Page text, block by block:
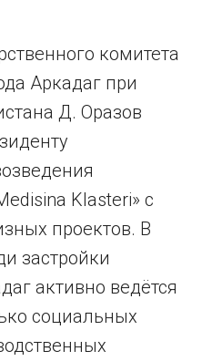
комитета
Аркадаг при
Д. Оразов
Klasteri» с
проектов. В
застройки
активно ведётся
социальных